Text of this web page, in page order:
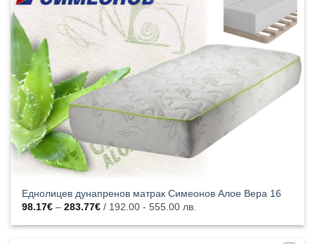
списъка с
харесани
продукти
Еднолицев дунапренов матрак Симеонов Алое Вера 16
98.17€ – 283.77€Price
98.17€
/ 192.00 - 555.00 лв.